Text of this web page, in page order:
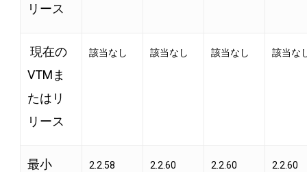
リース
現在の
VTMま
たはリ
リース
該当なし 該当なし 該当なし 該当な
最小
2.2.58 2.2.60 2.2.60 2.2.60